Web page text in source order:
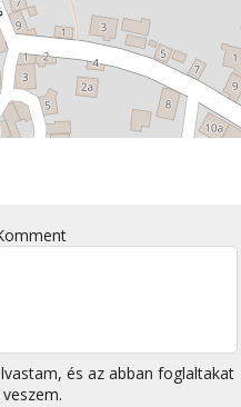
és az abban foglaltakat